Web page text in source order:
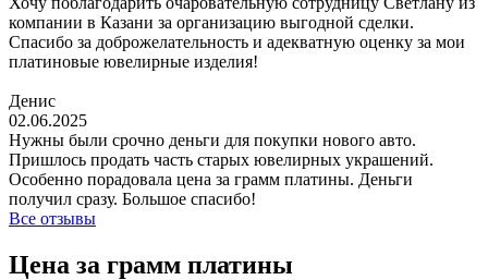
компании в Казани за организацию выгодной сделки.
Спасибо за доброжелательность и адекватную оценку за мои
платиновые ювелирные изделия!
Денис
02.06.2025
Нужны были срочно деньги для покупки нового авто.
Пришлось продать часть старых ювелирных украшений.
Особенно порадовала цена за грамм платины. Деньги
получил сразу. Большое спасибо!
Все отзывы
Цена за грамм платины